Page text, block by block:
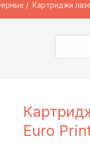
Картриджи
Euro